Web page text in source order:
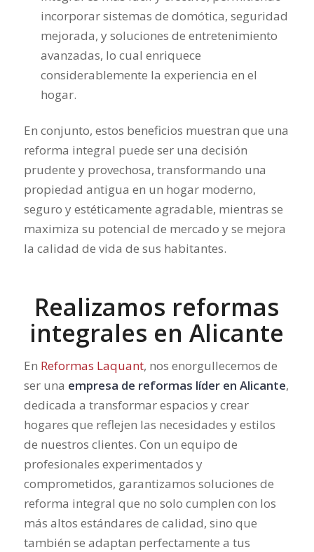
incorporar sistemas de domótica, seguridad
mejorada, y soluciones de entretenimiento
avanzadas, lo cual enriquece
considerablemente la experiencia en el
hogar.
En conjunto, estos beneficios muestran que una
reforma integral puede ser una decisión
prudente y provechosa, transformando una
propiedad antigua en un hogar moderno,
seguro y estéticamente agradable, mientras se
maximiza su potencial de mercado y se mejora
la calidad de vida de sus habitantes.
Realizamos reformas
integrales en Alicante
En Reformas Laquant, nos enorgullecemos de
ser una empresa de reformas líder en Alicante,
dedicada a transformar espacios y crear
hogares que reflejen las necesidades y estilos
de nuestros clientes. Con un equipo de
profesionales experimentados y
comprometidos, garantizamos soluciones de
reforma integral que no solo cumplen con los
más altos estándares de calidad, sino que
también se adaptan perfectamente a tus